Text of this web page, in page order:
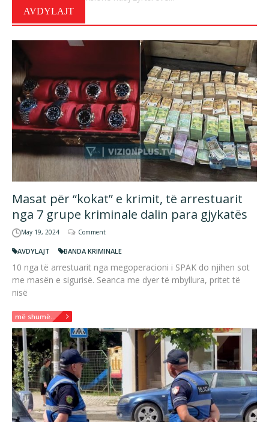
AVDYLAJT
Masat për “kokat” e krimit, të arrestuarit
nga 7 grupe kriminale dalin para gjykatës
May 19, 2024 Comment
AVDYLAJT BANDA KRIMINALE
10 nga të arrestuarit nga megoperacioni i SPAK do njihen sot
me masën e sigurisë. Seanca me dyer të mbyllura, pritet të
nisë
më shumë...